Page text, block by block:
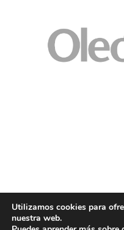
Utilizamos cookies para
nuestra web.